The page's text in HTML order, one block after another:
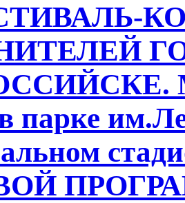
парке